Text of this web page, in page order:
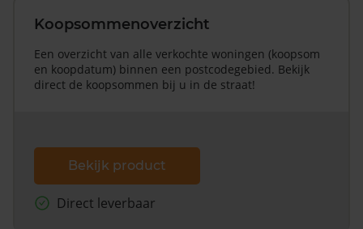
Koopsommenoverzicht
Een overzicht van alle verkochte woningen (koopsom
en koopdatum) binnen een postcodegebied. Bekijk
direct de koopsommen bij u in de straat!
Bekijk product
Direct leverbaar